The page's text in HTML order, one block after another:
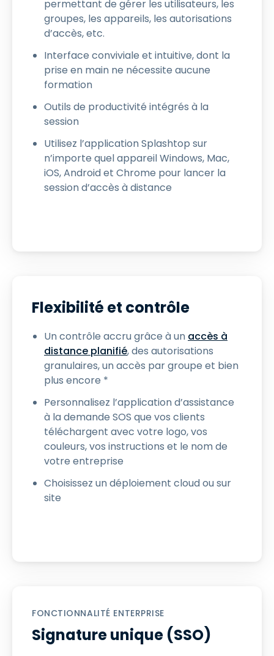
permettant de gérer les utilisateurs, les
groupes, les appareils, les autorisations
d’accès, etc.
Interface conviviale et intuitive, dont la
prise en main ne nécessite aucune
formation
Outils de productivité intégrés à la
session
Utilisez l’application Splashtop sur
n’importe quel appareil Windows, Mac,
iOS, Android et Chrome pour lancer la
session d’accès à distance
Flexibilité et contrôle
Un contrôle accru grâce à un accès à
distance planifié, des autorisations
granulaires, un accès par groupe et bien
plus encore *
Personnalisez l’application d’assistance
à la demande SOS que vos clients
téléchargent avec votre logo, vos
couleurs, vos instructions et le nom de
votre entreprise
Choisissez un déploiement cloud ou sur
site
FONCTIONNALITÉ ENTERPRISE
Signature unique (SSO)